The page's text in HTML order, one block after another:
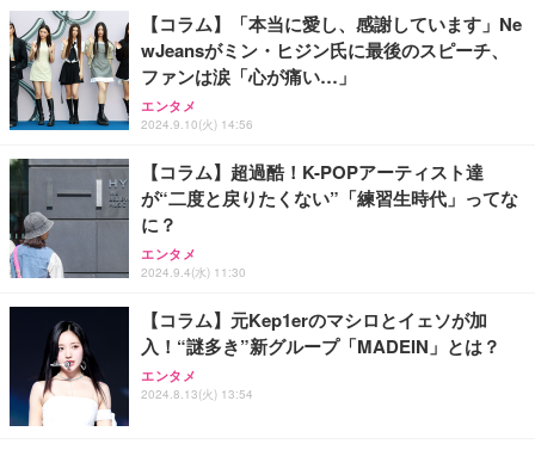
【コラム】「本当に愛し、感謝しています」Ne
wJeansがミン・ヒジン氏に最後のスピーチ、
ファンは涙「心が痛い…」
エンタメ
2024.9.10(火) 14:56
【コラム】超過酷！K-POPアーティスト達
が“二度と戻りたくない”「練習生時代」ってな
に？
エンタメ
2024.9.4(水) 11:30
【コラム】元Kep1erのマシロとイェソが加
入！“謎多き”新グループ「MADEIN」とは？
エンタメ
2024.8.13(火) 13:54